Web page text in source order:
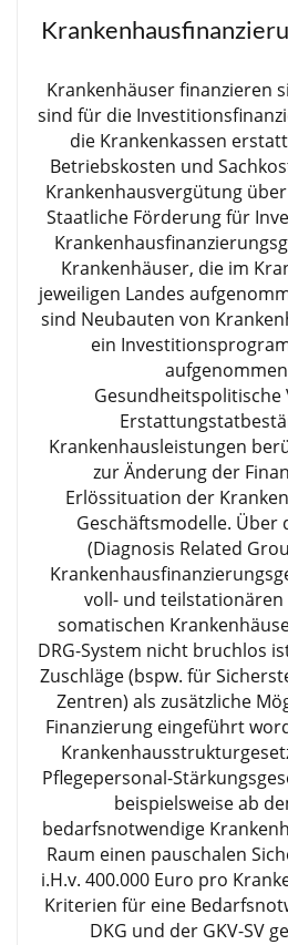
Krankenhäuser finanzieren
sind für die
die Krankenkassen
Betriebskosten und
Krankenhausvergütung über
Staatliche Förderung für
Krankenhäuser, die im
jeweiligen Landes
sind Neubauten von
ein
Gesundheitspolitische
Krankenhausleistungen
zur Änderung der
Erlössituation der
Geschäftsmodelle. Über
(Diagnosis Related
voll- und teilstationären
somatischen
DRG-System nicht bruchlos
Zuschläge (bspw. für
Zentren) als zusätzliche
Finanzierung eingeführt
Pflegepersonal-
beispielsweise ab
bedarfsnotwendige
Raum einen pauschalen
i.H.v. 400.000 Euro pro
Kriterien für eine
DKG und der GKV-SV